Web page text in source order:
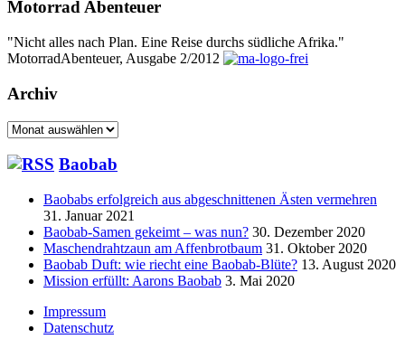
Motorrad Abenteuer
"Nicht alles nach Plan. Eine Reise durchs südliche Afrika."
MotorradAbenteuer, Ausgabe 2/2012
Archiv
Archiv
Baobab
Baobabs erfolgreich aus abgeschnittenen Ästen vermehren
31. Januar 2021
Baobab-Samen gekeimt – was nun? 30. Dezember 2020
Maschendrahtzaun am Affenbrotbaum 31. Oktober 2020
Baobab Duft: wie riecht eine Baobab-Blüte? 13. August 2020
Mission erfüllt: Aarons Baobab 3. Mai 2020
Seitenfuß-
Menü
Impressum
Datenschutz